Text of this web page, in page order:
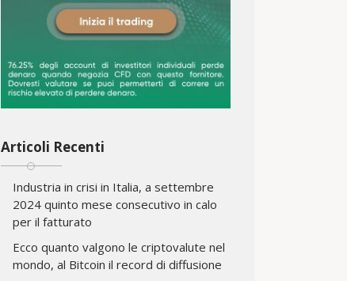
Articoli Recenti
Industria in crisi in Italia, a settembre
2024 quinto mese consecutivo in calo
per il fatturato
Ecco quanto valgono le criptovalute nel
mondo, al Bitcoin il record di diffusione